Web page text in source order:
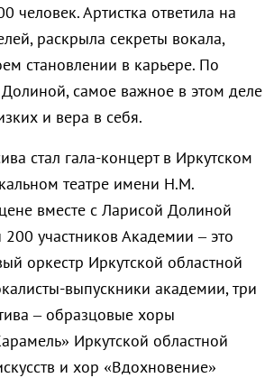
человек. Артистка ответила на
раскрыла секреты вокала,
становлении в карьере. По
самое важное в этом деле
и вера в себя.
стал гала-концерт в Иркутском
театре имени Н.М.
вместе с Ларисой Долиной
200 участников Академии – это
оркестр Иркутской областной
выпускники академии, три
– образцовые хоры
Иркутской областной
и хор «Вдохновение»